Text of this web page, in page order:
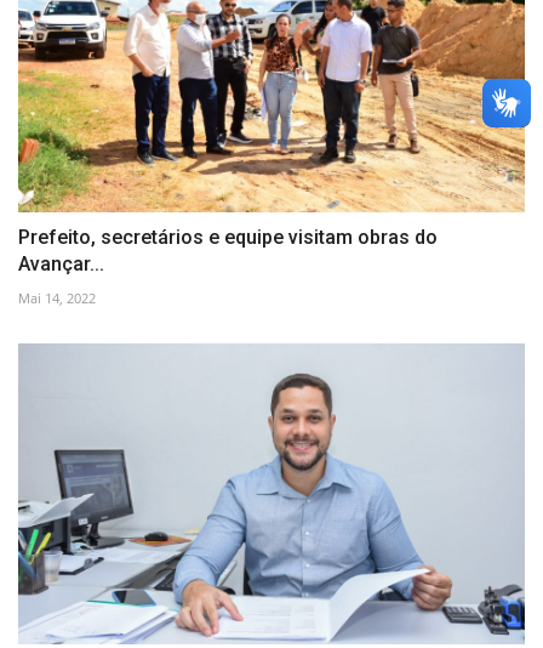
Prefeito, secretários e equipe visitam obras do
Avançar...
Mai 14, 2022